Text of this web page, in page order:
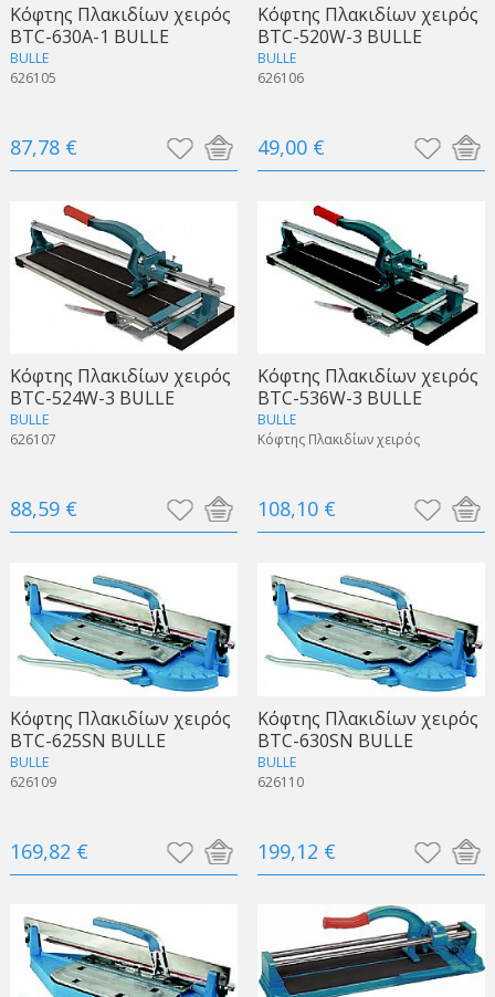
Κόφτης Πλακιδίων χειρός
BTC-630A-1 BULLE
BULLE
626105
87,78 €
Κόφτης Πλακιδίων χειρός
BTC-520W-3 BULLE
BULLE
626106
49,00 €
Κόφτης Πλακιδίων χειρός
BTC-524W-3 BULLE
BULLE
626107
88,59 €
Κόφτης Πλακιδίων χειρός
BTC-536W-3 BULLE
BULLE
Κόφτης Πλακιδίων χειρός
108,10 €
Κόφτης Πλακιδίων χειρός
BTC-625SN BULLE
BULLE
626109
169,82 €
Κόφτης Πλακιδίων χειρός
BTC-630SN BULLE
BULLE
626110
199,12 €